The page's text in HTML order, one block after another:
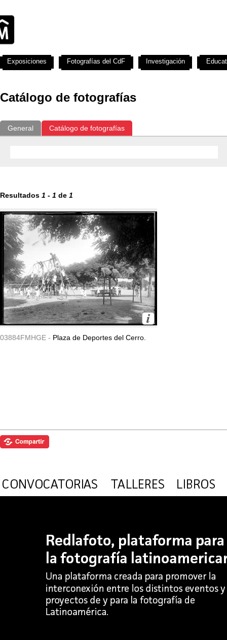
Catálogo de fotografías
General Catálogo de fotografías
Resultados 1 - 1 de 1
03884FMHGE - Plaza de Deportes del Cerro.
Exposiciones Fotografías del CdF Investigación